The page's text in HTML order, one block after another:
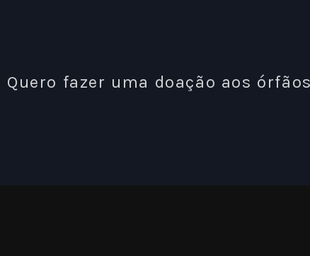
Quero fazer uma doação aos